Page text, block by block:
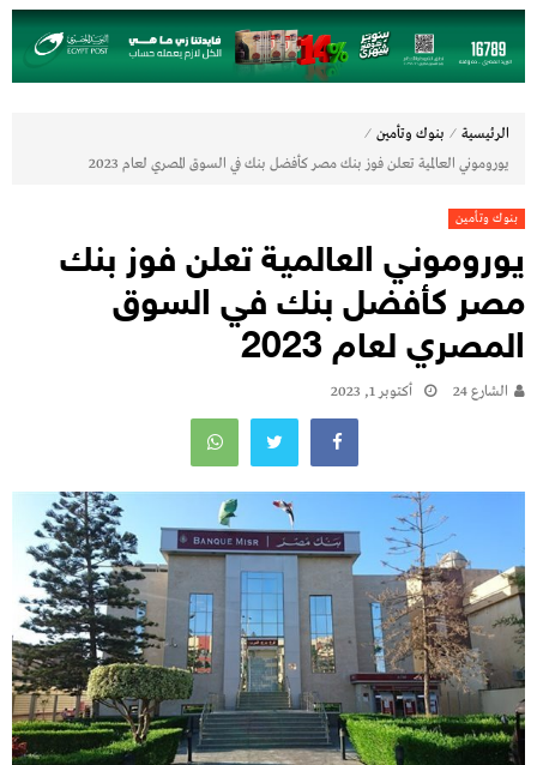
الرئيسية ⁄ بنوك وتأمين ⁄
يوروموني العالمية تعلن فوز بنك مصر كأفضل بنك في السوق المصري لعام 2023
بنوك وتأمين
يوروموني العالمية تعلن فوز بنك
مصر كأفضل بنك في السوق
المصري لعام 2023
الشارع 24 أكتوبر 1, 2023